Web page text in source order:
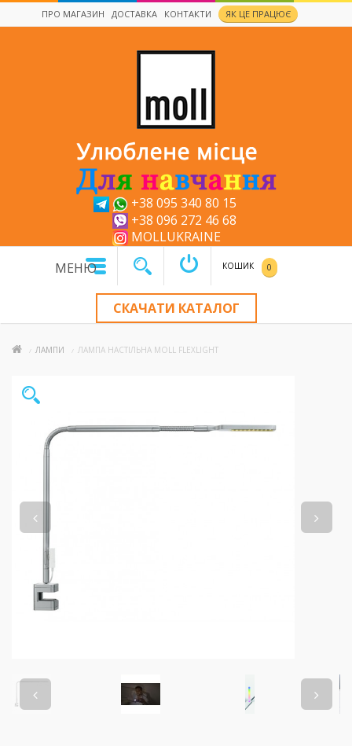
ПРО МАГАЗИН ДОСТАВКА КОНТАКТИ ЯК ЦЕ ПРАЦЮЄ
+38 095 340 80 15
+38 096 272 46 68
MOLLUKRAINE
МЕНЮ
КОШИК 0
СКАЧАТИ КАТАЛОГ
ЛАМПИ ЛАМПА НАСТІЛЬНА MOLL FLEXLIGHT